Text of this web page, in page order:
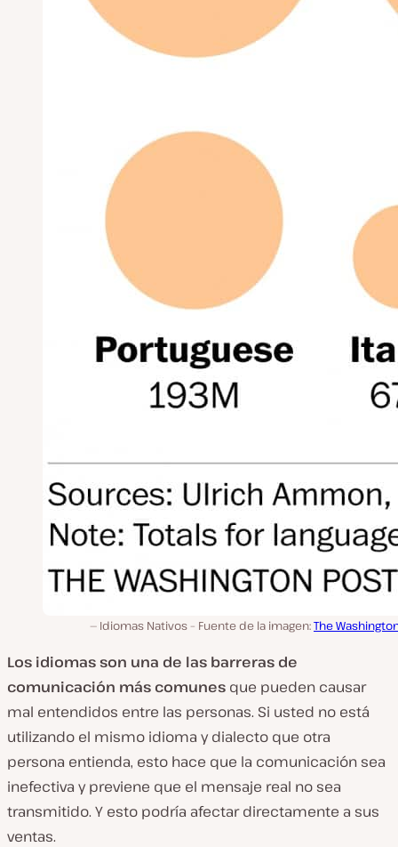
Idiomas Nativos – Fuente de la imagen:The
Los idiomas son una de las barreras de
comunicación más comunes que pueden causar
mal entendidos entre las personas. Si usted no está
utilizando el mismo idioma y dialecto que otra
persona entienda, esto hace que la comunicación sea
inefectiva y previene que el mensaje real no sea
transmitido. Y esto podría afectar directamente a sus
ventas.